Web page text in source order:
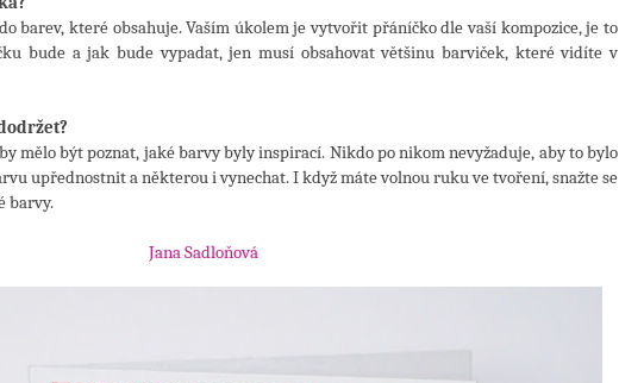
barev, které obsahuje. Vaším úkolem je vytvořit přáníčko dle vaší kompozice, je to
bude a jak bude vypadat, jen musí obsahovat většinu barviček, které vidíte v
mělo být poznat, jaké barvy byly inspirací. Nikdo po nikom nevyžaduje, aby to bylo
upřednostnit a některou i vynechat. I když máte volnou ruku ve tvoření, snažte se
barvy.
Jana Sadloňová